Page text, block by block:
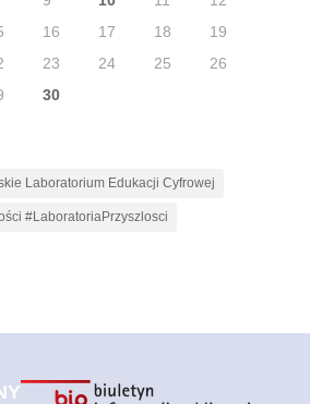
16 17 18
19
23 24 25
26
30
Laboratorium Edukacji Cyfrowej
#LaboratoriaPrzyszlosci